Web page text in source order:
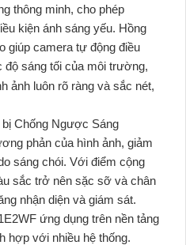
thông minh, cho phép
kiện ánh sáng yếu. Hồng
giúp camera tự động điều
độ sáng tối của môi trường,
ảnh luôn rõ ràng và sắc nét,
Chống Ngược Sáng
phản của hình ảnh, giảm
sáng chói. Với điểm cộng
sắc trở nên sặc sỡ và chân
nhận diện và giám sát.
ứng dụng trên nền tảng
hợp với nhiều hệ thống.